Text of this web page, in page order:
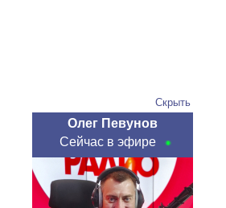
Скрыть
Олег Певунов
Сейчас в эфире